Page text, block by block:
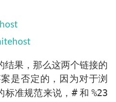
果，那么这两个链接的
是否定的，因为对于浏
标准规范来说， #和%23